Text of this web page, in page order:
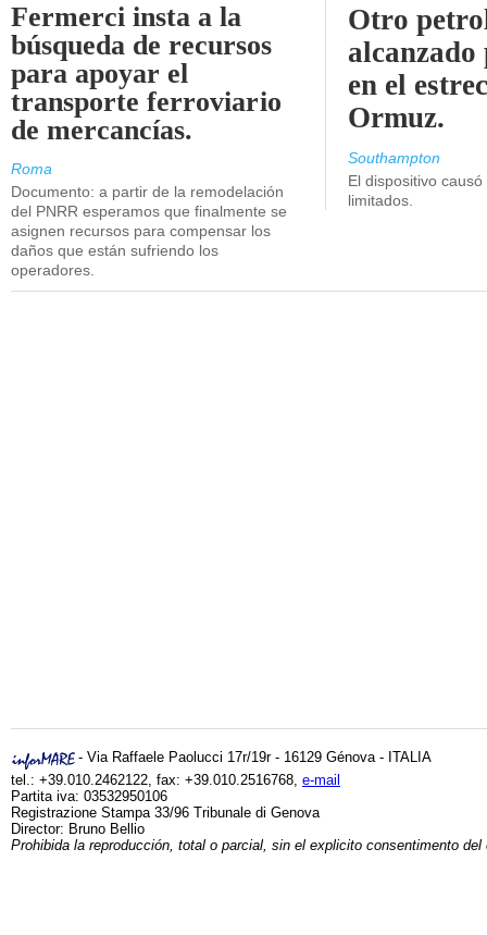
Fermerci insta a la
búsqueda de recursos
para apoyar el
transporte ferroviario
de mercancías.
Roma
Documento: a partir de la remodelación
del PNRR esperamos que finalmente se
asignen recursos para compensar los
daños que están sufriendo los
operadores.
Otro
en el
Ormuz.
Southampton
El dispositivo
limitados.
- Via Raffaele Paolucci 17r/19r - 16129 Génova - ITALIA
tel.: +39.010.2462122, fax: +39.010.2516768, e-mail
Partita iva: 03532950106
Registrazione Stampa 33/96 Tribunale di Genova
Director: Bruno Bellio
Prohibida la reproducción, total o parcial, sin el explicito consentimento del